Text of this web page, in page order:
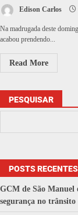
Edison Carlos
Na madrugada deste
acabou prendendo...
Read More
PESQUISAR
POSTS RECENTES
GCM de São Manuel
segurança no trânsito